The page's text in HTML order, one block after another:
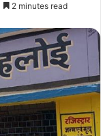
2 minutes read